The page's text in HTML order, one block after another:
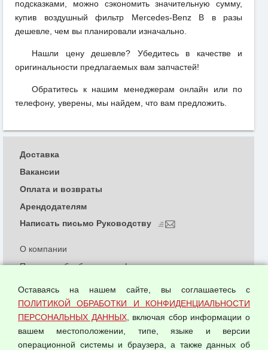
подсказками, можно сэкономить значительную сумму,
купив воздушный фильтр Mercedes-Benz B в разы
дешевле, чем вы планировали изначально.
Нашли цену дешевле? Убедитесь в качестве и
оригинальности предлагаемых вам запчастей!
Обратитесь к нашим менеджерам онлайн или по
телефону, уверены, мы найдем, что вам предложить.
О компании
Политика обработки и конфиденциальности
Согласием на обработку персональных данных
Оферта оптовой купли-продажи
Публичная оферта
Доставка
Вакансии
Оплата и возвраты
Арендодателям
Написать письмо Руководству
Оставаясь на нашем сайте, вы соглашаетесь с
ПОЛИТИКОЙ ОБРАБОТКИ И КОНФИДЕНЦИАЛЬНОСТИ
ПЕРСОНАЛЬНЫХ ДАННЫХ, включая сбор информации о
вашем местоположении, типе, языке и версии
операционной системы и браузера, а также данных об